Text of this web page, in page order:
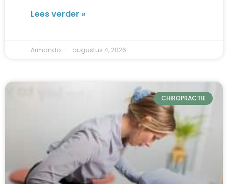
Lees verder »
Armando augustus 4, 2026
CHIROPRACTIE